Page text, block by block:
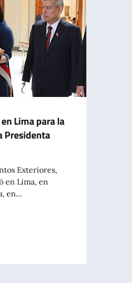
y de la Cooperación
Lima para la
Presidenta
Exteriores,
en Lima, en
en...
Lima para la toma de mando de la